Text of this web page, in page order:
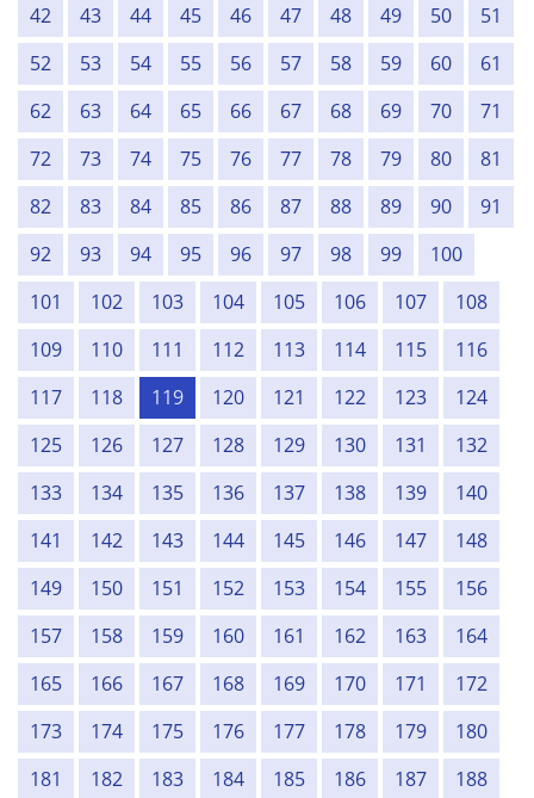
42
43 44 45 46 47 48 49 50
51
52
53 54 55 56 57 58 59 60
61
62
63 64 65 66 67 68 69 70
71
72
73 74 75 76 77 78 79 80
81
82
83 84 85 86 87 88 89 90
91
92
93 94 95 96 97 98 99
100
101
102 103 104 105 106 107
108
109
110 111 112 113 114 115
116
117
118 119 120 121 122 123
124
125
126 127 128 129 130 131
132
133
134 135 136 137 138 139
140
141
142 143 144 145 146 147
148
149
150 151 152 153 154 155
156
157
158 159 160 161 162 163
164
165
166 167 168 169 170 171
172
173
174 175 176 177 178 179
180
181
182 183 184 185 186 187 188